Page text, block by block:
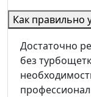
Как правильно
Достаточно
без